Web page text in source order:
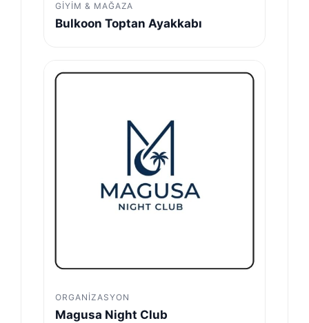
GIYIM & MAĞAZA
Bulkoon Toptan Ayakkabı
ORGANIZASYON
Magusa Night Club